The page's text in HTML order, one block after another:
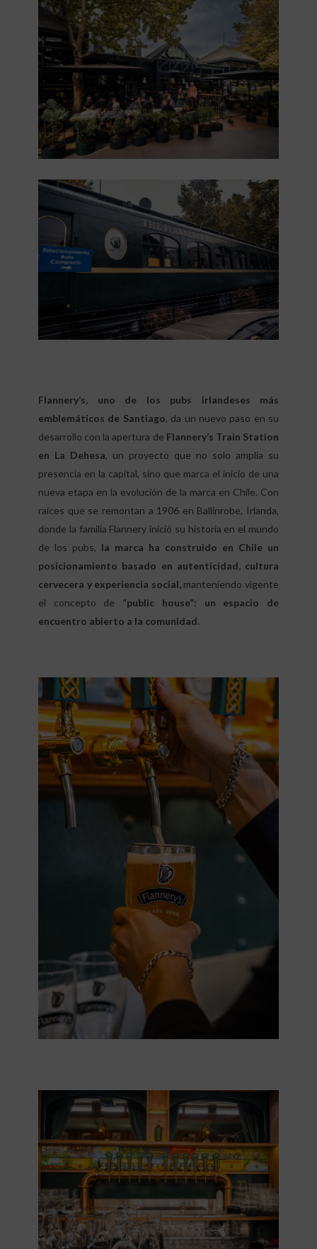
Flannery’s, uno de los pubs irlandeses más
emblemáticos de Santiago, da un nuevo paso en su
desarrollo con la apertura de Flannery’s Train Station
en La Dehesa, un proyecto que no solo amplía su
presencia en la capital, sino que marca el inicio de una
nueva etapa en la evolución de la marca en Chile. Con
raíces que se remontan a 1906 en Ballinrobe, Irlanda,
donde la familia Flannery inició su historia en el mundo
de los pubs, la marca ha construido en Chile un
posicionamiento basado en autenticidad, cultura
cervecera y experiencia social,manteniendo vigente
el concepto de “public house”: un espacio de
encuentro abierto a la comunidad.